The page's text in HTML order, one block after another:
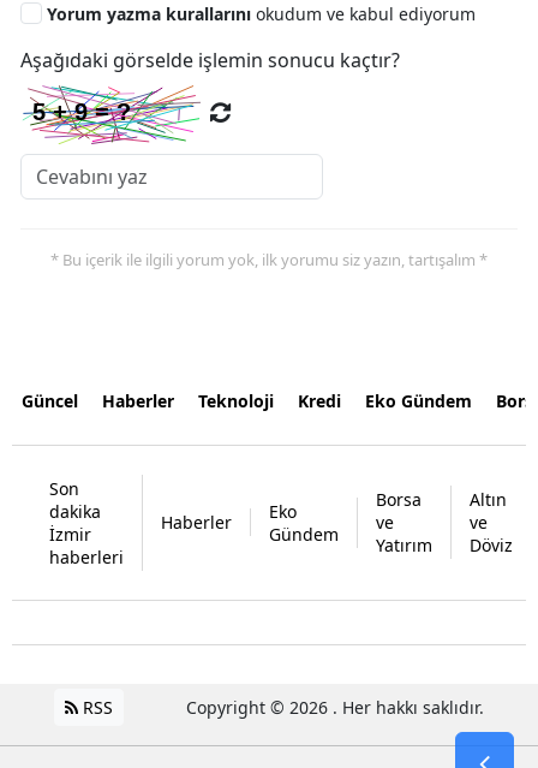
Yorum yazma kurallarını okudum ve kabul ediyorum
Aşağıdaki görselde işlemin sonucu kaçtır?
* Bu içerik ile ilgili yorum yok, ilk yorumu siz yazın, tartışalım *
Güncel Haberler Teknoloji Kredi Eko Gündem
Son
dakika
İzmir
haberleri
Haberler
Eko
Gündem
Borsa
ve
Yatırım
Altın
ve
Döviz
RSS Copyright © 2026 . Her hakkı saklıdır.